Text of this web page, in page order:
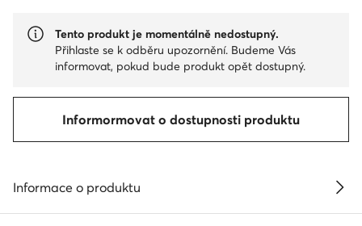
Tento produkt je momentálně nedostupný.
Přihlaste se k odběru upozornění. Budeme Vás
informovat, pokud bude produkt opět dostupný.
Informormovat o dostupnosti produktu
Informace o produktu